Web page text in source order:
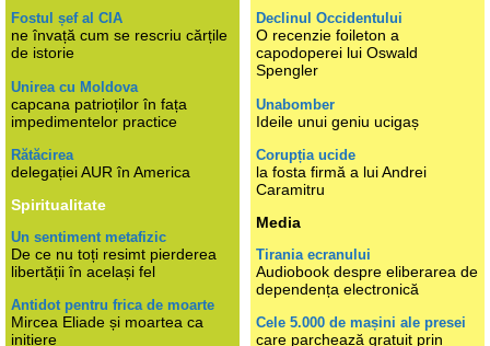
Fostul șef al CIA
ne învață cum se rescriu cărțile
de istorie
Unirea cu Moldova
capcana patrioților în fața
impedimentelor practice
Rătăcirea
delegației AUR în America
Spiritualitate
Un sentiment metafizic
De ce nu toți resimt pierderea
libertății în același fel
Antidot pentru frica de moarte
Mircea Eliade și moartea ca
inițiere
Declinul Occidentului
O recenzie foileton a
capodoperei lui Oswald
Spengler
Unabomber
Ideile unui geniu ucigaș
Corupția ucide
la fosta firmă a lui Andrei
Caramitru
Media
Tirania ecranului
Audiobook despre eliberarea de
dependența electronică
Cele 5.000 de mașini ale presei
care parchează gratuit prin